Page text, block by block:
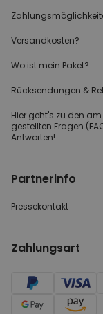
Versandkosten?
Wo ist mein Paket?
Rücksendungen &
Hier geht's zu den am
gestellten Fragen
Antworten!
Partnerinfo
Pressekontakt
Zahlungsart